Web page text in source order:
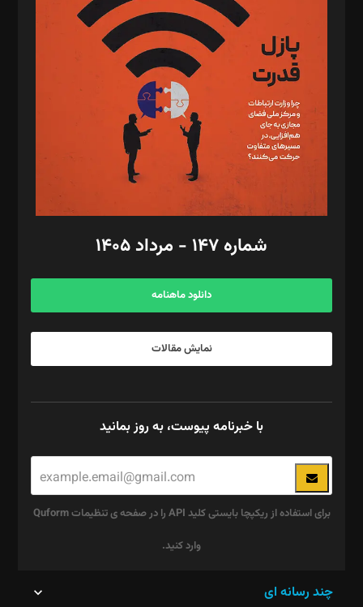
تحریریه‌: مجتبی محمود‌ی، آرش برهمند، یسنا امان‌پور، سروش کرمیان،
مصطفی مسجدی آرانی، ابوالفضل رجبی، زهرا فکرانه، فائزه فتحی
رستمی،مصطفی باستان
ویرایش: نگار استاد‌‌آقا
طراح یونیفرم: مجید توکلی
فیلمبرداری و عکاسی: امیر شفیعی، مانی لطفی زاده
گرافیک و صفحه‌آرایی: سید‌سبحان‌علی ثابت
مد‌یر توسعه تجاری: کامبیز برید‌
امور مالی: شاپور رهبری، محمد‌ کاظمی‌نیا
آگهی و مشترکین: ۰۹۱۹۹۹۹۰۴۵۴
شماره ۱۴۷ - مرداد ۱۴۰۵
دانلود ماهنامه
نمایش مقالات
با خبرنامه پیوست، به روز بمانید
برای استفاده از ریکپچا بایستی کلید API را در صفحه ی تنظیمات Quform
وارد کنید.
چند رسانه ای